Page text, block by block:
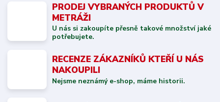
PRODEJ VYBRANÝCH PRODUKTŮ V
METRÁŽI
U nás si zakoupíte přesně takové množství jaké
potřebujete.
RECENZE ZÁKAZNÍKŮ KTEŘÍ U NÁS
NAKOUPILI
Nejsme neznámý e-shop, máme historii.